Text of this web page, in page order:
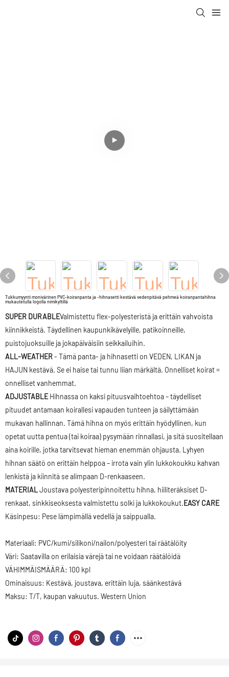
Tukkumyynti monivärinen PVC-koiranpanta ja -hihnasetti kestävä vedenpitävä pehmeä koiranpantahihna
mukautetulla logolla nimikyltillä
SUPER DURABLEValmistettu flex-polyesteristä ja erittäin vahvoista
kiinnikkeistä. Täydellinen kaupunkikävelyille, patikoinneille,
puistojuoksuille ja jokapäiväisiin seikkailuihin.
ALL-WEATHER- Tämä panta- ja hihnasetti on VEDEN, LIKAN ja
HAJUN kestävä. Se ei haise tai tunnu liian märkältä. Onnelliset koirat =
onnelliset vanhemmat.
ADJUSTABLEHihnassa on kaksi pituusvaihtoehtoa – täydelliset
pituudet antamaan koirallesi vapauden tunteen ja säilyttämään
mukavan hallinnan. Tämä hihna on myös erittäin hyödyllinen, kun
opetat uutta pentua (tai koiraa) pysymään rinnallasi, ja sitä suositellaan
aina koirille, jotka tarvitsevat hieman enemmän ohjausta. Lyhyen
hihnan säätö on erittäin helppoa – irrota vain ylin lukkokoukku kahvan
lenkistä ja kiinnitä se alimpaan D-renkaaseen.
MATERIALJoustava polyesteripinnoitettu hihna, hiiliteräksiset D-
renkaat, sinkkiseoksesta valmistettu solki ja lukkokoukut.EASY CARE
Käsinpesu: Pese lämpimällä vedellä ja saippualla.
Materiaali: PVC/kumi/silikoni/nailon/polyesteri tai räätälöity
Väri: Saatavilla on erilaisia ​​värejä tai ne voidaan räätälöidä
VÄHIMMÄISMÄÄRÄ: 100 kpl
Ominaisuus: Kestävä, joustava, erittäin luja, säänkestävä
Maksu: T/T, kaupan vakuutus. Western Union